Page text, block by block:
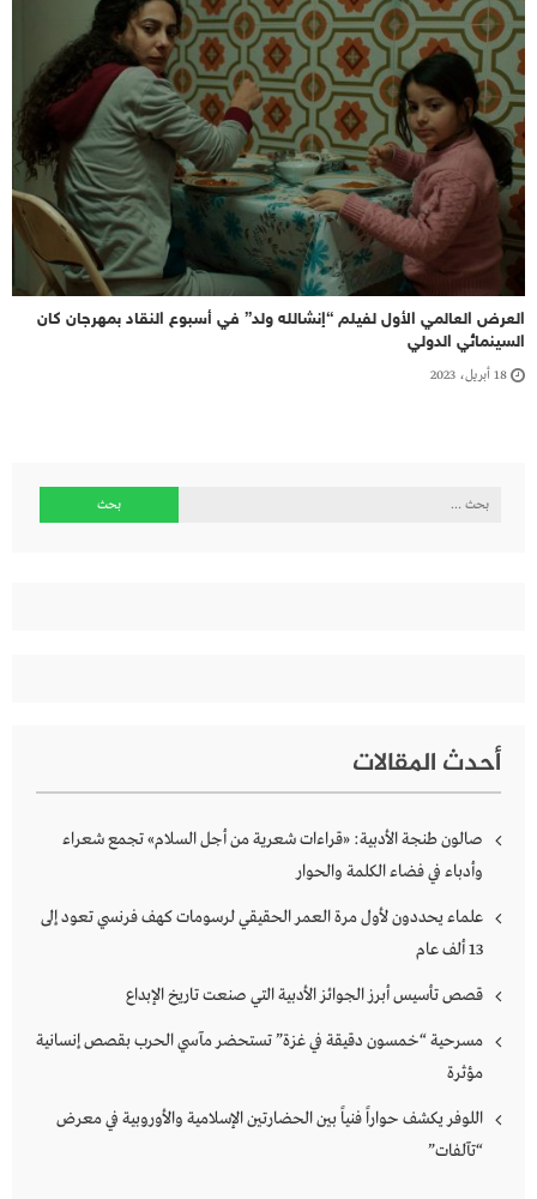
العرض العالمي الأول لفيلم “إنشالله ولد” في أسبوع النقاد بمهرجان كان
السينمائي الدولي
18 أبريل، 2023
البحث
أحدث المقالات
صالون طنجة الأدبية: «قراءات شعرية من أجل السلام» تجمع شعراء
وأدباء في فضاء الكلمة والحوار
علماء يحددون لأول مرة العمر الحقيقي لرسومات كهف فرنسي تعود إلى
13 ألف عام
قصص تأسيس أبرز الجوائز الأدبية التي صنعت تاريخ الإبداع
مسرحية “خمسون دقيقة في غزة” تستحضر مآسي الحرب بقصص إنسانية
مؤثرة
اللوفر يكشف حواراً فنياً بين الحضارتين الإسلامية والأوروبية في معرض
“تآلفات”